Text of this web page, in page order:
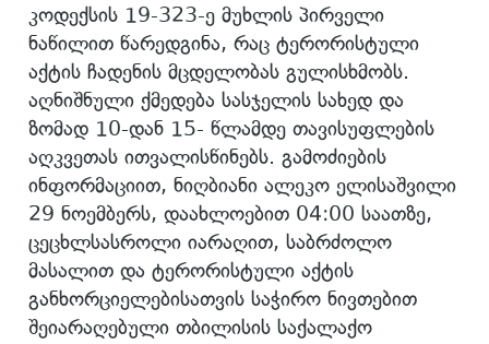
კოდექსის 19-323-ე მუხლის პირველი
ნაწილით წარედგინა, რაც ტერორისტული
აქტის ჩადენის მცდელობას გულისხმობს.
აღნიშნული ქმედება სასჯელის სახედ და
ზომად 10-დან 15- წლამდე თავისუფლების
აღკვეთას ითვალისწინებს. გამოძიების
ინფორმაციით, ნიღბიანი ალეკო ელისაშვილი
29 ნოემბერს, დაახლოებით 04:00 საათზე,
ცეცხლსასროლი იარაღით, საბრძოლო
მასალით და ტერორისტული აქტის
განხორციელებისათვის საჭირო ნივთებით
შეიარაღებული თბილისის საქალაქო